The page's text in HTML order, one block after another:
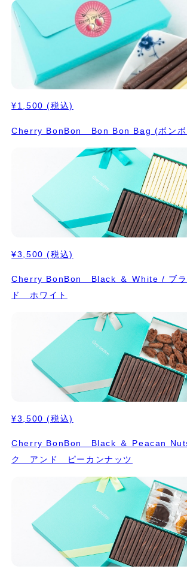
¥1,500 (税込)
Cherry BonBon Bon Bon Bag (ボンボ
¥3,500 (税込)
Cherry BonBon Black ＆ White / ブ
ド ホワイト
¥3,500 (税込)
Cherry BonBon Black ＆ Peacan
ク アンド ピーカンナッツ